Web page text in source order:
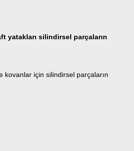
yatakları silindirsel parçaların
kovanlar için silindirsel parçaların